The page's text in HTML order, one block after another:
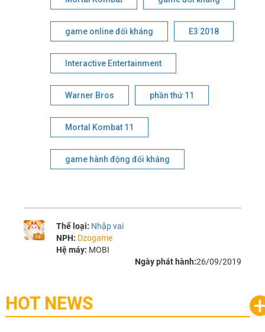
game online đối kháng E3 2018
Interactive Entertainment
Warner Bros phần thứ 11
Mortal Kombat 11
game hành động đối kháng
Thể loại: Nhập vai
NPH: Dzogame
Hệ máy: MOBI
Ngày phát hành:26/09/2019
HOT NEWS